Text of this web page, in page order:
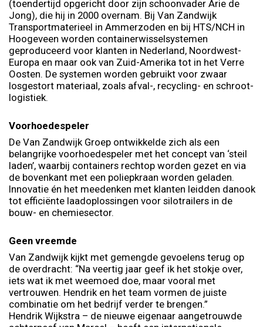
(toendertijd opgericht door zijn schoonvader Arie de
Jong), die hij in 2000 overnam. Bij Van Zandwijk
Transportmaterieel in Ammerzoden en bij HTS/NCH in
Hoogeveen worden containerwisselsystemen
geproduceerd voor klanten in Nederland, Noordwest-
Europa en maar ook van Zuid-Amerika tot in het Verre
Oosten. De systemen worden gebruikt voor zwaar
losgestort materiaal, zoals afval-, recycling- en schroot-
logistiek.
Voorhoedespeler
De Van Zandwijk Groep ontwikkelde zich als een
belangrijke voorhoedespeler met het concept van ‘steil
laden’, waarbij containers rechtop worden gezet en via
de bovenkant met een poliepkraan worden geladen.
Innovatie én het meedenken met klanten leidden danook
tot efficiënte laadoplossingen voor silotrailers in de
bouw- en chemiesector.
Geen vreemde
Van Zandwijk kijkt met gemengde gevoelens terug op
de overdracht: “Na veertig jaar geef ik het stokje over,
iets wat ik met weemoed doe, maar vooral met
vertrouwen. Hendrik en het team vormen de juiste
combinatie om het bedrijf verder te brengen.”
Hendrik Wijkstra – de nieuwe eigenaar aangetrouwde